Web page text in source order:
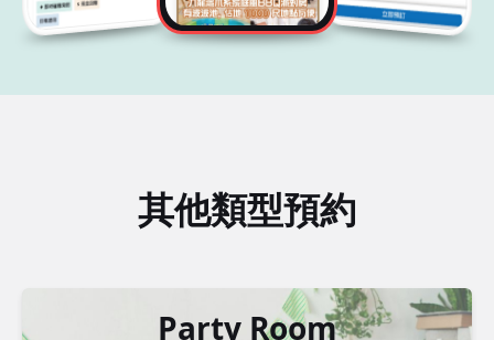
其他類型預約
Party Room